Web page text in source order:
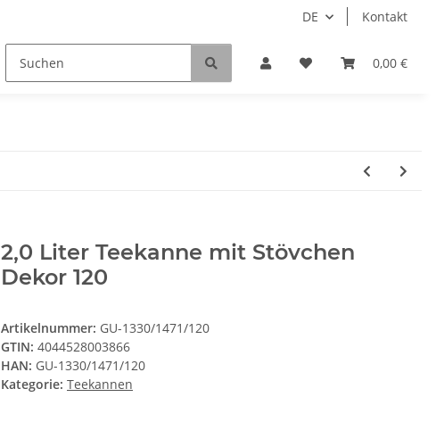
DE Kontakt
0,00 €
2,0 Liter Teekanne mit Stövchen
Dekor 120
Artikelnummer: GU-1330/1471/120
GTIN: 4044528003866
HAN: GU-1330/1471/120
Kategorie: Teekannen